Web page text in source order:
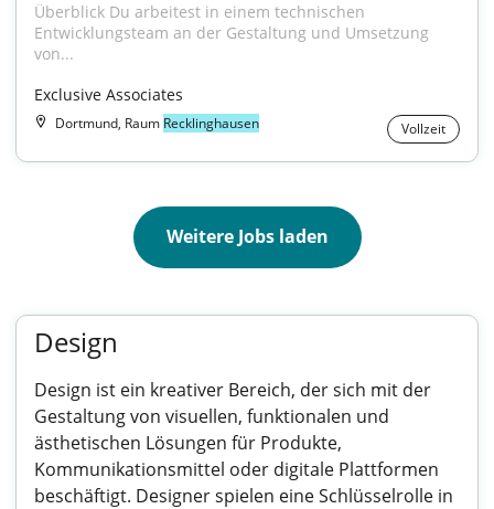
Überblick Du arbeitest in einem technischen
Entwicklungsteam an der Gestaltung und Umsetzung
von...
Exclusive Associates
Dortmund, Raum Recklinghausen Vollzeit
Weitere Jobs laden
Design
Design ist ein kreativer Bereich, der sich mit der
Gestaltung von visuellen, funktionalen und
ästhetischen Lösungen für Produkte,
Kommunikationsmittel oder digitale Plattformen
beschäftigt. Designer spielen eine Schlüsselrolle in